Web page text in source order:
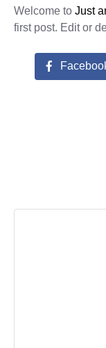
Welcome to Just
first post. Edit or